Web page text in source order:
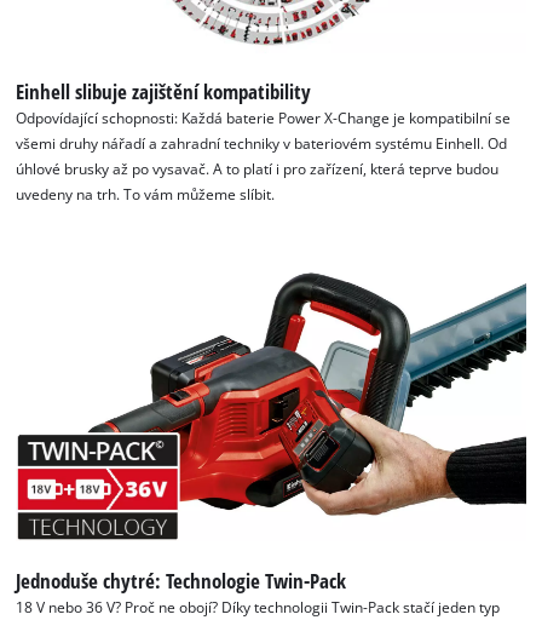
potřebujeme váš souhlas!
This content is not permitted to load due
to trackers that are not disclosed to the
visitor. The website owner needs to setup
the site with their CMP to add this content
to the list of technologies used.
Powered byUsercentrics Consent
Management Platform
Einhell slibuje zajištění kompatibility
Odpovídající schopnosti: Každá baterie Power X-Change je kompatibilní se
všemi druhy nářadí a zahradní techniky v bateriovém systému Einhell. Od
úhlové brusky až po vysavač. A to platí i pro zařízení, která teprve budou
uvedeny na trh. To vám můžeme slíbit.
Jednoduše chytré: Technologie Twin-Pack
18 V nebo 36 V? Proč ne obojí? Díky technologii Twin-Pack stačí jeden typ